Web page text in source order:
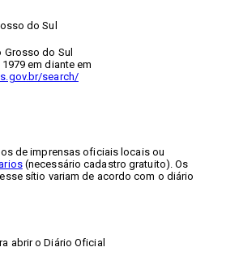
do Sul
do Sul
em diante em
search/
de imprensas oficiais locais ou
(necessário cadastro gratuito). Os
sítio variam de acordo com o diário
abrir o Diário Oficial